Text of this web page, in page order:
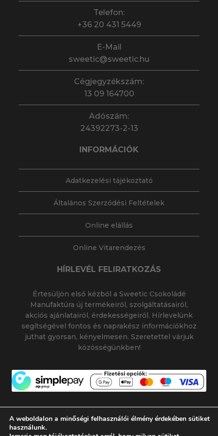
Telefon:
+36 20 431 5449
E-Mail
sweetic@sweetic.hu
Cégjegyzékszám:
13 09 164700
Adószám:
24392273-2-13
INFORMÁCIÓK
Adatkezelési tájékoztató
Általános Szerződési Feltételek
Online elállás
Online Vitarendezés
HÍRLEVÉL FELIRATKOZÁS
Értesüljön első kézből a Sweetic Csokoládé
Manufaktúra új termékeiről, szolgáltatásairól,
akciós ajánlatairól, érdekességeiről. Hírlevelünk
segítségével fontos és naprakész információkhoz
juthat gyorsan, kényelmesen. Szeretettel várjuk
közösségünkben!
A weboldalon a minőségi felhasználói élmény érdekében sütiket
használunk.